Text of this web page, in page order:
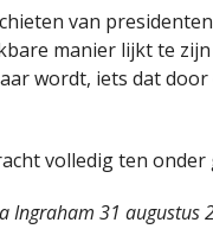
van
manier lijkt te
wordt, iets dat door
volledig ten onder
Ingraham 31 augustus